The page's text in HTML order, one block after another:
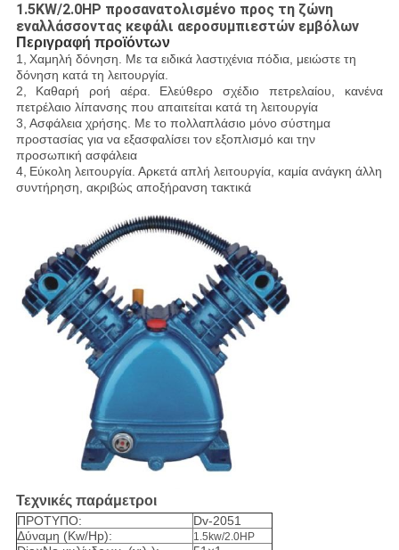
1.5KW/2.0HP προσανατολισμένο προς τη ζώνη
εναλλάσσοντας κεφάλι αεροσυμπιεστών εμβόλων
Περιγραφή προϊόντων
1, Χαμηλή δόνηση. Με τα ειδικά λαστιχένια πόδια, μειώστε τη
δόνηση κατά τη λειτουργία.
2,
Καθαρή ροή αέρα. Ελεύθερο σχέδιο πετρελαίου, κανένα
πετρέλαιο λίπανσης που απαιτείται κατά τη λειτουργία
3, Ασφάλεια χρήσης. Με το πολλαπλάσιο μόνο σύστημα
προστασίας για να εξασφαλίσει τον εξοπλισμό και την
προσωπική ασφάλεια
4, Εύκολη λειτουργία. Αρκετά απλή λειτουργία, καμία ανάγκη άλλη
συντήρηση, ακριβώς αποξήρανση τακτικά
Τεχνικές παράμετροι
ΠΡΟΤΥΠΟ:
Dv-2051
Δύναμη (Kw/Hp):
1.5kw/2.0HP